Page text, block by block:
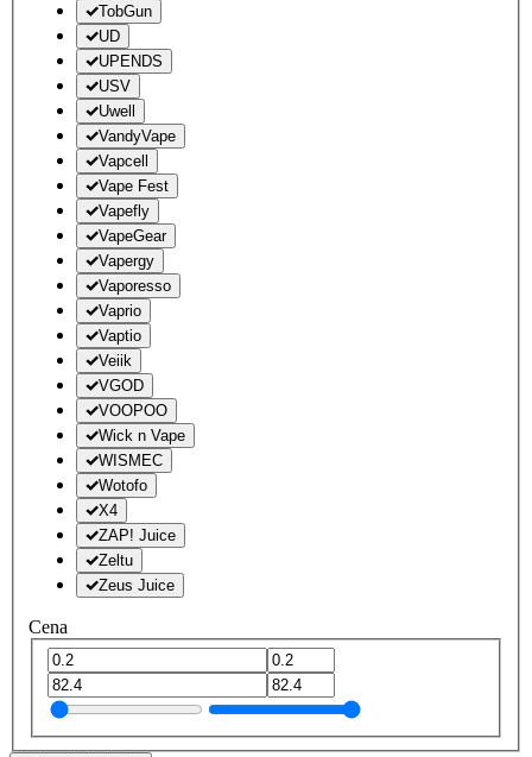
TobGun
UD
UPENDS
USV
Uwell
VandyVape
Vapcell
Vape Fest
Vapefly
VapeGear
Vapergy
Vaporesso
Vaprio
Vaptio
Veiik
VGOD
VOOPOO
Wick n Vape
WISMEC
Wotofo
X4
ZAP! Juice
Zeltu
Zeus Juice
Cena